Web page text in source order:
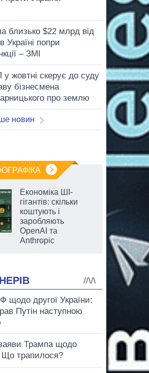
близько $22 млрд від
Україні попри
– ЗМІ
жовтні скерує до суду
бізнесмена
про землю
новин
Економіка ШІ-
гігантів: скільки
коштують і
заробляють
OpenAI та
Anthropic